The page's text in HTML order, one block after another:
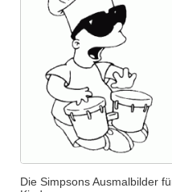
Die Simpsons Ausmalbilder